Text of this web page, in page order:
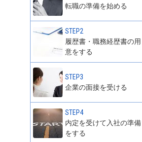
転職の準備を始める
STEP2
履歴書・職務経歴書の用
意をする
STEP3
企業の面接を受ける
STEP4
内定を受けて入社の準備
をする